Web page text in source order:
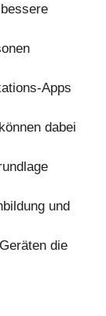
Apps
dabei
und
die